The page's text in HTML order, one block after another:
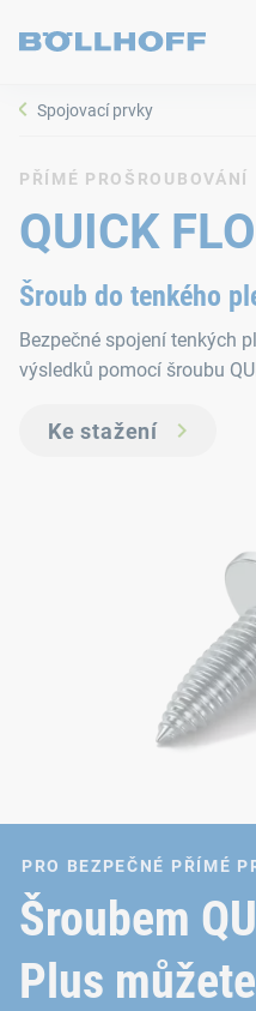
Spojovací prvky
PŘÍMÉ PROŠROUBOVÁNÍ
QUICK
Šroub do tenkého
Bezpečné spojení tenkých
výsledků pomocí šroubu
Ke stažení
PRO BEZPEČNÉ PŘÍMÉ
Šroubem
Plus